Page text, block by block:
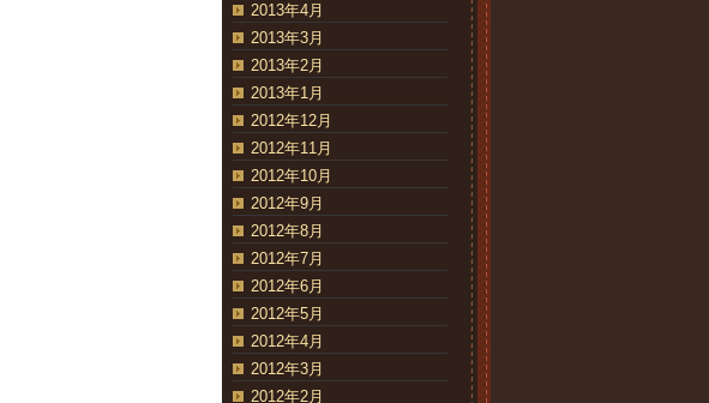
2013年4月
2013年3月
2013年2月
2013年1月
2012年12月
2012年11月
2012年10月
2012年9月
2012年8月
2012年7月
2012年6月
2012年5月
2012年4月
2012年3月
2012年2月